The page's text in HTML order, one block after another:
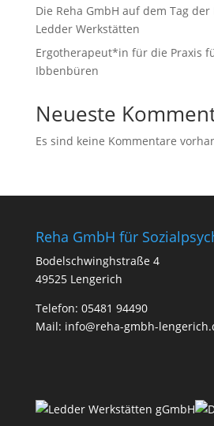
Die Reha GmbH auf dem Tag
Ledder Werkstätten
Ergotherapeut*in für die Praxis
Ibbenbüren
Neueste
Es sind keine Kommentare
Reha GmbH für
Bodelschwinghstraße 4
49525 Lengerich
Telefon: 05481 94490
Mail: info@reha-gmbh-